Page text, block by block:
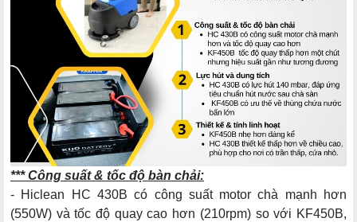
*** Công suất & tốc độ bàn chải:
- Hiclean HC 430B có công suất motor chà mạnh hơn
(550W) và tốc độ quay cao hơn (210rpm) so với KF450B,